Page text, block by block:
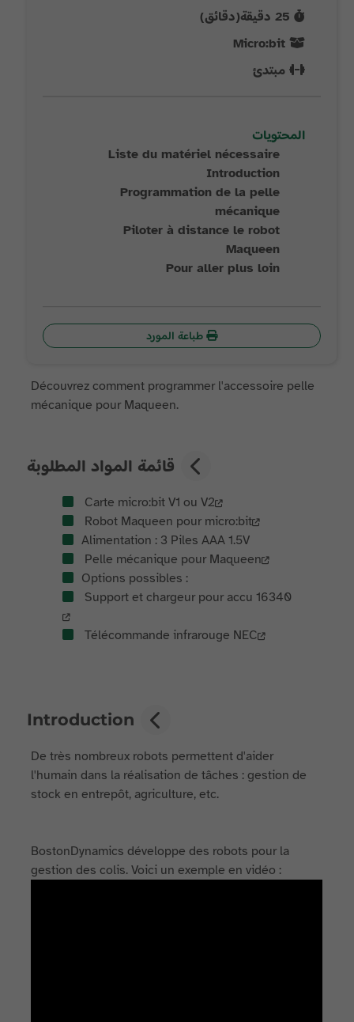
25 دقيقة(دقائق)
Micro:bit
مبتدئ
المحتويات
Liste du matériel nécessaire
Introduction
Programmation de la pelle
mécanique
Piloter à distance le robot
Maqueen
Pour aller plus loin
Découvrez comment programmer l'accessoire pelle
mécanique pour Maqueen.
قائمة المواد المطلوبة
Carte micro:bit V1 ou V2
Robot Maqueen pour micro:bit
Alimentation : 3 Piles AAA 1.5V
Pelle mécanique pour Maqueen
Options possibles :
Support et chargeur pour accu 16340
Télécommande infrarouge NEC
Introduction
De très nombreux robots permettent d'aider
l'humain dans la réalisation de tâches : gestion de
stock en entrepôt, agriculture, etc.
BostonDynamics développe des robots pour la
gestion des colis. Voici un exemple en vidéo :